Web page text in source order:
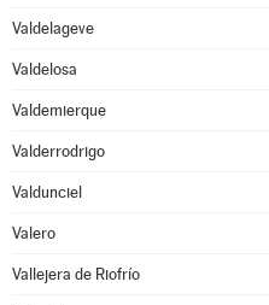
Valdelageve
Valdelosa
Valdemierque
Valderrodrigo
Valdunciel
Valero
Vallejera de Riofrío